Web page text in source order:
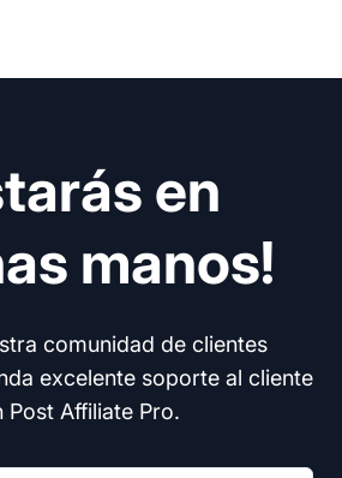
en
manos!
comunidad de clientes
excelente soporte al cliente
Post Affiliate Pro.